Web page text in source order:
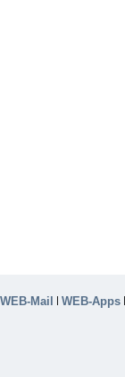
WEB-Mail WEB-Apps